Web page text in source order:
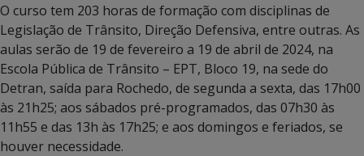
O curso tem 203 horas de formação com disciplinas de
Legislação de Trânsito, Direção Defensiva, entre outras. As
aulas serão de 19 de fevereiro a 19 de abril de 2024, na
Escola Pública de Trânsito – EPT, Bloco 19, na sede do
Detran, saída para Rochedo, de segunda a sexta, das 17h00
às 21h25; aos sábados pré-programados, das 07h30 às
11h55 e das 13h às 17h25; e aos domingos e feriados, se
houver necessidade.